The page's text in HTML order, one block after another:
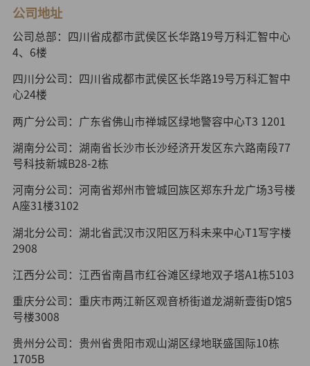
公司地址
公司总部：四川省成都市武侯区长华路19号万科汇智中心
4、6楼
四川分公司：四川省成都市武侯区长华路19号万科汇智中
心24楼
两广分公司：广东省佛山市禅城区绿地警容中心T3 1201
湖南分公司：湖南省长沙市长沙经济开发区东六路南段77
号科技新城B28-2栋
河南分公司：河南省郑州市管城回族区郑东升龙广场3号楼
A座31楼3102
湖北分公司：湖北省武汉市汉阳区万科未来中心T1写字楼
2908
江西分公司：江西省南昌市红谷滩区绿地双子塔A1栋5103
重庆分公司：重庆市两江新区观音桥街道龙湖新壹街D馆5
号楼3008
贵州分公司：贵州省贵阳市观山湖区绿地联盛国际10栋
1705B